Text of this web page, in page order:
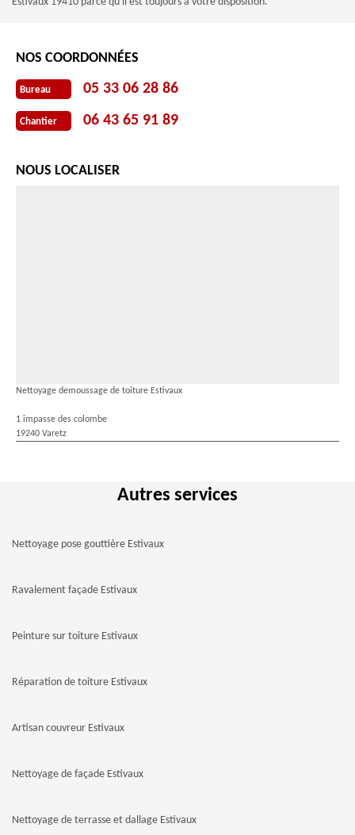
NOS COORDONNÉES
Bureau 05 33 06 28 86
Chantier 06 43 65 91 89
NOUS LOCALISER
Nettoyage demoussage de toiture Estivaux
1 impasse des colombe
19240 Varetz
Autres services
Nettoyage pose gouttière Estivaux
Ravalement façade Estivaux
Peinture sur toiture Estivaux
Réparation de toiture Estivaux
Artisan couvreur Estivaux
Nettoyage de façade Estivaux
Nettoyage de terrasse et dallage Estivaux